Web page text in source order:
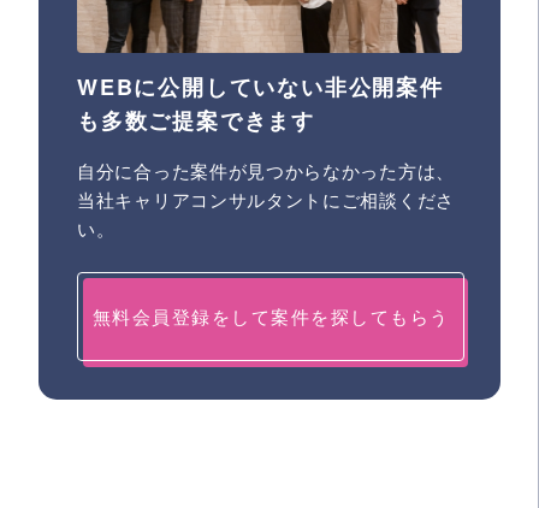
WEBに公開していない非公開案件
も多数ご提案できます
自分に合った案件が見つからなかった方は、
当社キャリアコンサルタントにご相談くださ
い。
無料会員登録をして案件を探してもらう